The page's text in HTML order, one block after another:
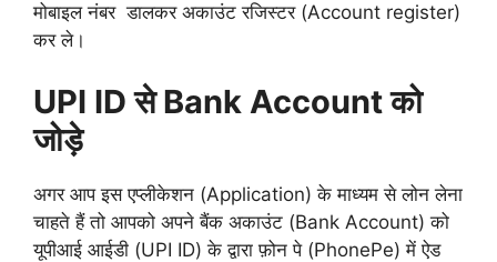
मोबाइल नंबर डालकर अकाउंट रजिस्टर (Account register)
कर ले।
UPI ID से Bank Account को
जोड़े
अगर आप इस एप्लीकेशन (Application) के माध्यम से लोन लेना
चाहते हैं तो आपको अपने बैंक अकाउंट (Bank Account) को
यूपीआई आईडी (UPI ID) के द्वारा फ़ोन पे (PhonePe) में ऐड